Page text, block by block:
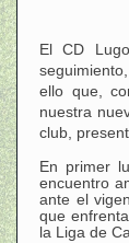
El CD
ello que,
nuestra
club,
En primer
encuentro
ante el
que
la Liga de